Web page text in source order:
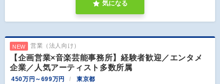
気になる
NEW 営業（法人向け）
【企画営業×音楽芸能事務所】経験者歓迎／エンタメ
企業／人気アーティスト多数所属
450万円～699万円 東京都